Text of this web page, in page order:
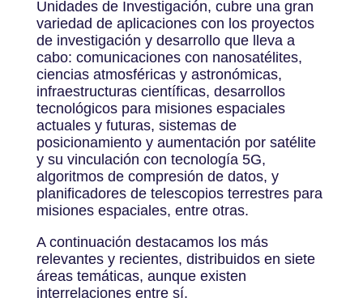
Unidades de Investigación, cubre una gran
variedad de aplicaciones con los proyectos
de investigación y desarrollo que lleva a
cabo: comunicaciones con nanosatélites,
ciencias atmosféricas y astronómicas,
infraestructuras científicas, desarrollos
tecnológicos para misiones espaciales
actuales y futuras, sistemas de
posicionamiento y aumentación por satélite
y su vinculación con tecnología 5G,
algoritmos de compresión de datos, y
planificadores de telescopios terrestres para
misiones espaciales, entre otras.
A continuación destacamos los más
relevantes y recientes, distribuidos en siete
áreas temáticas, aunque existen
interrelaciones entre sí.